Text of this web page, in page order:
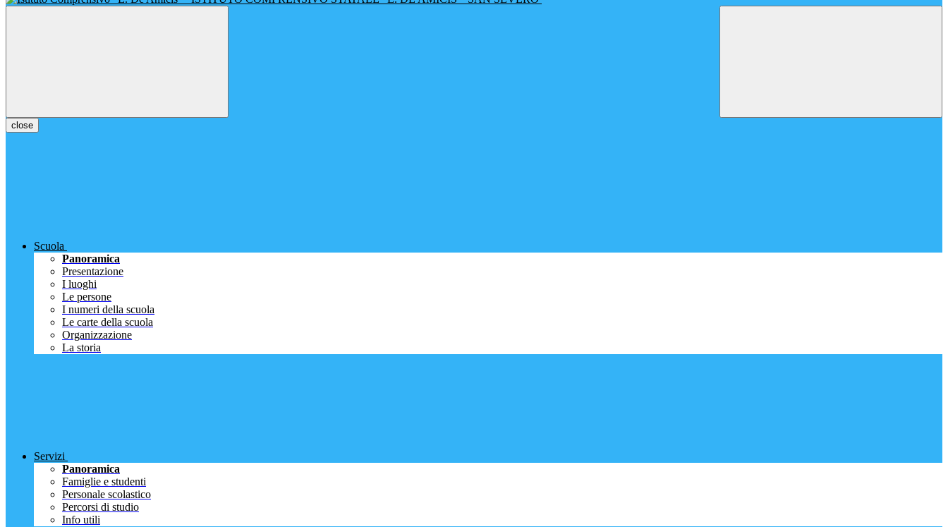
close
Scuola
Panoramica
Presentazione
I luoghi
Le persone
I numeri della scuola
Le carte della scuola
Organizzazione
La storia
Servizi
Panoramica
Famiglie e studenti
Personale scolastico
Percorsi di studio
Info utili